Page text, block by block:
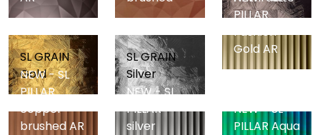
SL GRAIN
Gold
SL GRAIN
Silver
PILLAR
Fashion
Gold AR
NEW - SL
PILLAR
copper
brushed AR
NEW - SL
PILLAR
silver
NEW - SL
PILLAR Aqua